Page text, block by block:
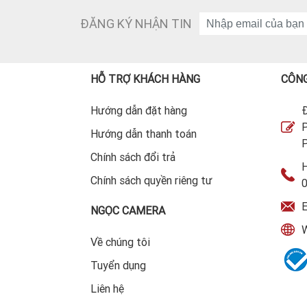
ĐĂNG KÝ NHẬN TIN
HỖ TRỢ KHÁCH HÀNG
Hướng dẫn đặt hàng
Hướng dẫn thanh toán
Chính sách đổi trả
Chính sách quyền riêng tư
NGỌC CAMERA
Về chúng tôi
Tuyển dụng
Liên hệ